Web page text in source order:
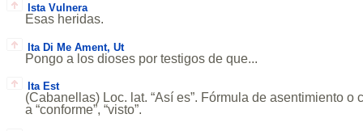
Ista Vulnera
Esas heridas.
Ita Di Me Ament, Ut
Pongo a los dioses por testigos de que...
Ita Est
(Cabanellas) Loc. lat. “Así es”. Fórmula de asentimiento o
a “conforme”, “visto”.